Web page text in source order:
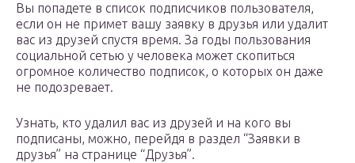
Вы попадете в список подписчиков пользователя,
если он не примет вашу заявку в друзья или удалит
вас из друзей спустя время. За годы пользования
социальной сетью у человека может скопиться
огромное количество подписок, о которых он даже
не подозревает.
Узнать, кто удалил вас из друзей и на кого вы
подписаны, можно, перейдя в раздел “Заявки в
друзья” на странице “Друзья”.